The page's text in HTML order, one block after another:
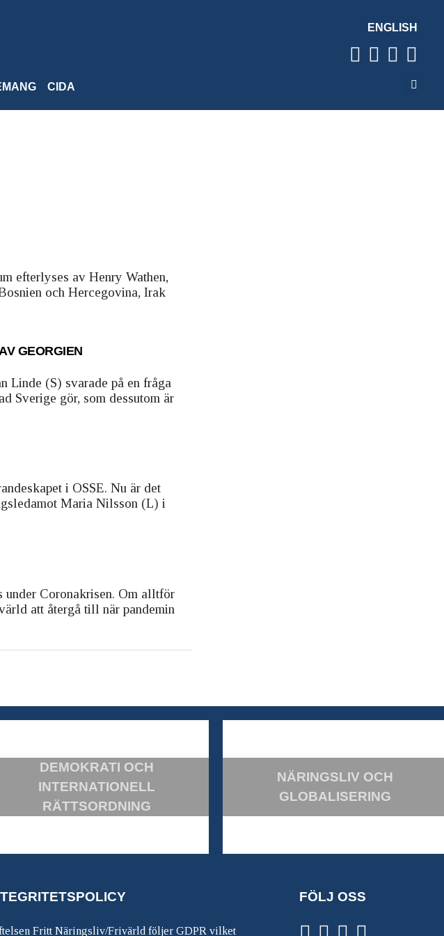
ENGLISH
CIDA
efterlyses av Henry Wathen,
och Hercegovina, Irak
GEORGIEN
Linde (S) svarade på en fråga
Sverige gör, som dessutom är
i OSSE. Nu är det
Maria Nilsson (L) i
under Coronakrisen. Om alltför
att återgå till när pandemin
DEMOKRATI OCH
INTERNATIONELL
RÄTTSORDNING
NÄRINGSLIV OCH
GLOBALISERING
Fritt Näringsliv/Frivärld följer GDPR vilket
FÖLJ OSS